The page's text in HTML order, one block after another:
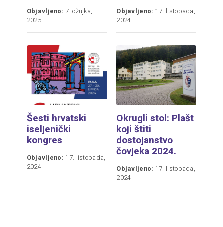
Objavljeno: 7. ožujka,
2025
Objavljeno: 17. listopada,
2024
Šesti hrvatski
iseljenički
kongres
Objavljeno: 17. listopada,
2024
Okrugli stol: Plašt
koji štiti
dostojanstvo
čovjeka 2024.
Objavljeno: 17. listopada,
2024